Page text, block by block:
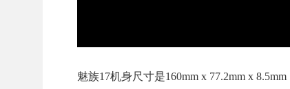
魅族17机身尺寸是160mm x 77.2mm x